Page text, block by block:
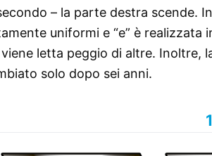
– la parte destra scende.
uniformi e “e” è realizzata
letta peggio di altre. Inoltre,
solo dopo sei anni.